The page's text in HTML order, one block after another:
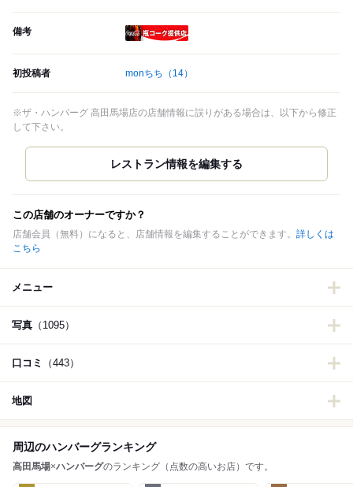
備考
初投稿者 monちち （14）
※ザ・ハンバーグ 高田馬場店の店舗情報に誤りがある場合は、以下から修正
して下さい。
この店舗のオーナーですか？
店舗会員（無料）になると、店舗情報を編集することができます。 詳しくは
こちら
メニュー
写真 （1095）
口コミ （443）
地図
周辺のハンバーグランキング
高田馬場×ハンバーグのランキング（点数の高いお店）です。